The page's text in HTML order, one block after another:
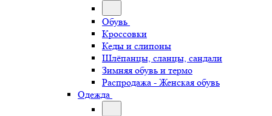
Обувь
Кроссовки
Кеды и слипоны
Шлёпанцы, сланцы, сандали
Зимняя обувь и термо
Распродажа - Женская обувь
Одежда